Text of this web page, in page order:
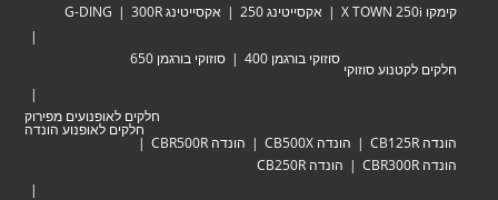
אקסייטינג 250
אקסייטינג 300R G-DING
סוזוקי
סוזוקי בורגמן 650
חלקים לאופנועים מפירוק
חלקים לאופנוע הונדה
הונדה CB500X
הונדה CBR500R
הונדה CB250R